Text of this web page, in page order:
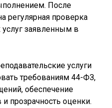
После
регулярная проверка
заявленным в
услуги
требованиям 44-ФЗ,
обеспечение
и прозрачность оценки.